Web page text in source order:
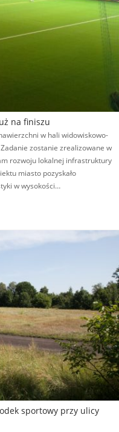
na finiszu
w hali widowiskowo-
zostanie zrealizowane w
rozwoju lokalnej infrastruktury
miasto pozyskało
w wysokości…
sportowy przy ulicy